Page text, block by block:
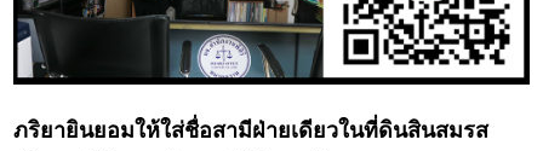
ภริยายินยอมให้ใส่ชื่อสามีฝ่ายเดียวในที่ดินสินสมรส